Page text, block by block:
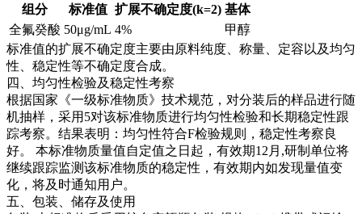
组分
标准值 扩展不确定度(k=2) 基体
全氟癸酸 50μg/mL 4%
甲醇
标准值的扩展不确定度主要由原料纯度、称量、定容以及均匀
性、稳定性等不确定度合成。
四、均匀性检验及稳定性考察
根据国家《一级标准物质》技术规范，对分装后的样品进行随
机抽样，采用5对该标准物质进行均匀性检验和长期稳定性跟
踪考察。结果表明：均匀性符合F检验规则，稳定性考察良
好。 本标准物质量值自定值之日起，有效期12月,研制单位将
继续跟踪监测该标准物质的稳定性，有效期内如发现量值变
化，将及时通知用户。
五、包装、储存及使用